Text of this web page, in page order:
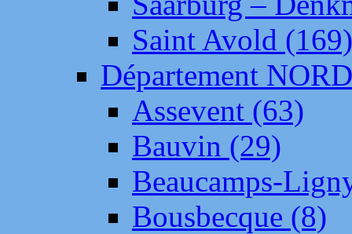
Saint Avold (169)
Département NORD
Assevent (63)
Bauvin (29)
Beaucamps-
Bousbecque (8)